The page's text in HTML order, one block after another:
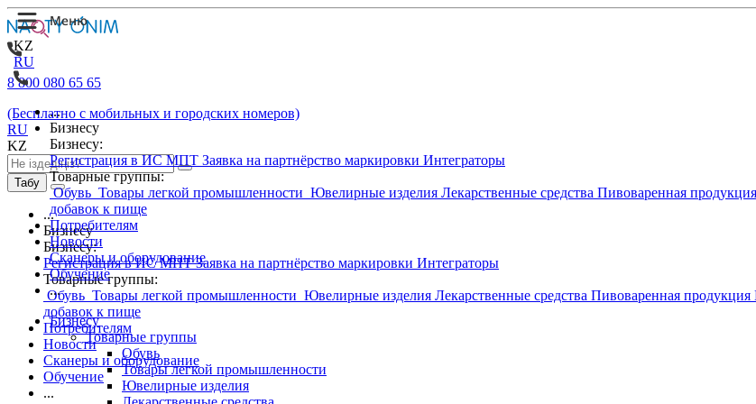
KZ
RU
...
Бизнесу
Бизнесу:
Регистрация в ИС МПТ Заявка на партнёрство маркировки Интеграторы
Товарные группы:
Обувь Товары легкой промышленности Ювелирные изделия Лекарственные средства Пивоваренная продукция
добавок к пище
Потребителям
Новости
Сканеры и оборудование
Обучение
...
Бизнесу
Товарные группы
Обувь
Товары легкой промышленности
Ювелирные изделия
8 800 080 65 65
(Бесплатно с мобильных и городских номеров)
RU
KZ
Табу
...
Бизнесу
Бизнесу:
Регистрация в ИС МПТЗаявка на партнёрство маркировки Интеграторы
Товарные группы:
Обувь Товары легкой промышленности Ювелирные изделия Лекарственные средства Пивоваренная продукция
добавок к пище
Потребителям
Новости
Сканеры и оборудование
Обучение
...